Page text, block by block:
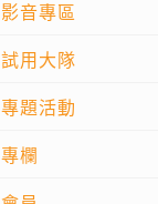
影音專區
試用大隊
專題活動
專欄